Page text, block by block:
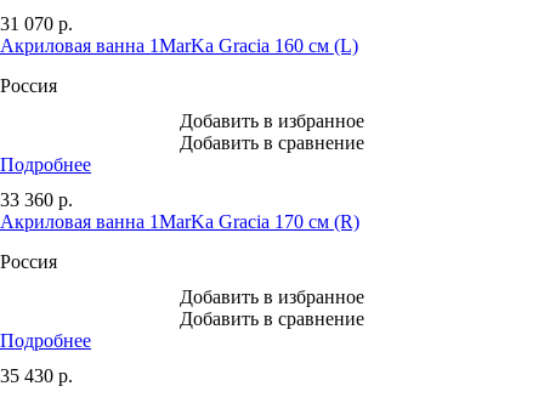
31 070 р.
Акриловая ванна 1MarKa Gracia 160 см (L)
Россия
Добавить в избранное
Добавить в сравнение
Подробнее
33 360 р.
Акриловая ванна 1MarKa Gracia 170 см (R)
Россия
Добавить в избранное
Добавить в сравнение
Подробнее
35 430 р.